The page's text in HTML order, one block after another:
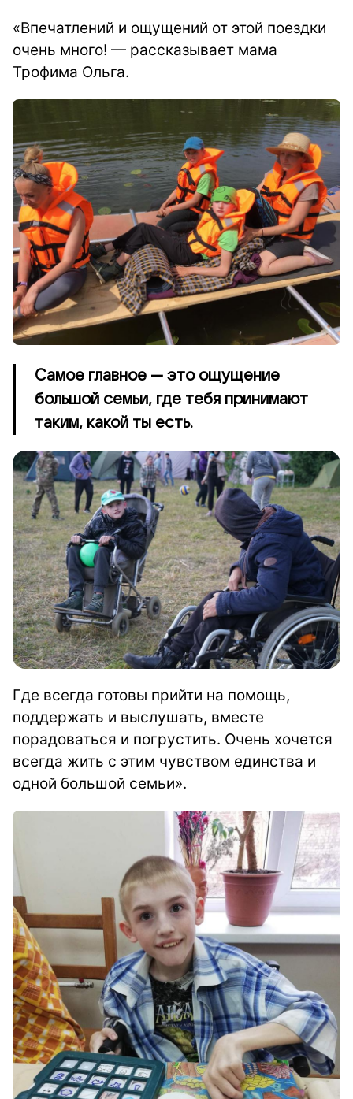
«Впечатлений и ощущений от этой поездки
очень много! — рассказывает мама
Трофима Ольга.
Самое главное — это ощущение
большой семьи, где тебя принимают
таким, какой ты есть.
Где всегда готовы прийти на помощь,
поддержать и выслушать, вместе
порадоваться и погрустить. Очень хочется
всегда жить с этим чувством единства и
одной большой семьи».